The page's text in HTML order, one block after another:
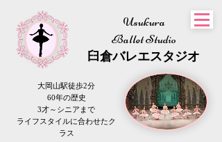
Usukura
Ballet Studio
​臼倉バレエスタジオ
大岡山駅徒歩2分
60年の歴史
3才～シニアまで
​ライフスタイルに合わせたク
ラス